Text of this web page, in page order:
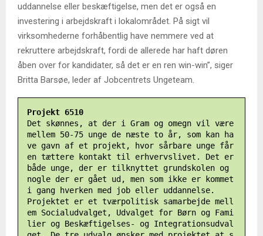
uddannelse eller beskæftigelse, men det er også en
investering i arbejdskraft i lokalområdet. På sigt vil
virksomhederne forhåbentlig have nemmere ved at
rekruttere arbejdskraft, fordi de allerede har haft døren
åben over for kandidater, så det er en ren win-win”, siger
Britta Barsøe, leder af Jobcentrets Ungeteam.
Det skønnes, at der i Gram og omegn vil være
mellem 50-75 unge de næste to år, som kan ha
ve gavn af et projekt, hvor sårbare unge får
en tættere kontakt til erhvervslivet. Det er
både unge, der er tilknyttet grundskolen og
nogle der er gået ud, men som ikke er kommet
i gang hverken med job eller uddannelse.
Projektet er et tværpolitisk samarbejde mell
em Socialudvalget, Udvalget for Børn og Fami
lier og Beskæftigelses- og Integrationsudval